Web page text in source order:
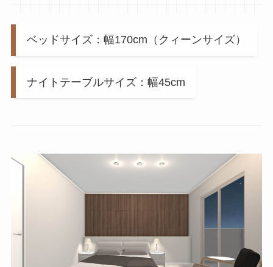
ベッドサイズ：幅170cm（クィーンサイズ）
ナイトテーブルサイズ：幅45cm